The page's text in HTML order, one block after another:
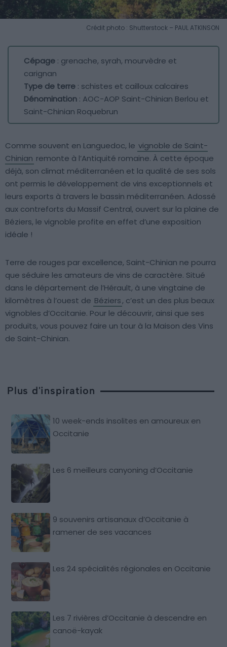
Crédit photo : Shutterstock – PAUL ATKINSON
Cépage : grenache, syrah, mourvèdre et
carignan
Type de terre : schistes et cailloux calcaires
Dénomination : AOC-AOP Saint-Chinian Berlou et
Saint-Chinian Roquebrun
Comme souvent en Languedoc, le vignoble de Saint-
Chinian remonte à l’Antiquité romaine. À cette époque
déjà, son climat méditerranéen et la qualité de ses sols
ont permis le développement de vins exceptionnels et
leurs exports à travers le bassin méditerranéen. Adossé
aux contreforts du Massif Central, ouvert sur la plaine de
Béziers, le vignoble profite en effet d’une exposition
idéale !
Terre de rouges par excellence, Saint-Chinian ne pourra
que séduire les amateurs de vins de caractère. Situé
dans le département de l’Hérault, à une vingtaine de
kilomètres à l’ouest de Béziers, c’est un des plus beaux
vignobles d’Occitanie. Pour le découvrir, ainsi que ses
produits, vous pouvez faire un tour à la Maison des Vins
de Saint-Chinian.
Plus d'inspiration
10 week-ends insolites en amoureux en
Occitanie
Les 6 meilleurs canyoning d’Occitanie
9 souvenirs artisanaux d’Occitanie à
ramener de ses vacances
Les 24 spécialités régionales en Occitanie
Les 7 rivières d’Occitanie à descendre en
canoë-kayak